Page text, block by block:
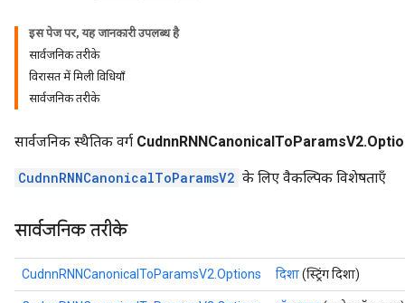
इस पेज पर, यह जानकारी उपलब्ध है
सार्वजनिक तरीके
विरासत में मिली विधियाँ
सार्वजनिक तरीके
सार्वजनिक स्थैतिक वर्ग
CudnnRNNCanonicalToParamsV2 के लिए वैकल्पिक विशेषताएँ
सार्वजनिक तरीके
CudnnRNNCanonicalToParamsV2.Options दिशा(स्ट्रिंग दिशा)